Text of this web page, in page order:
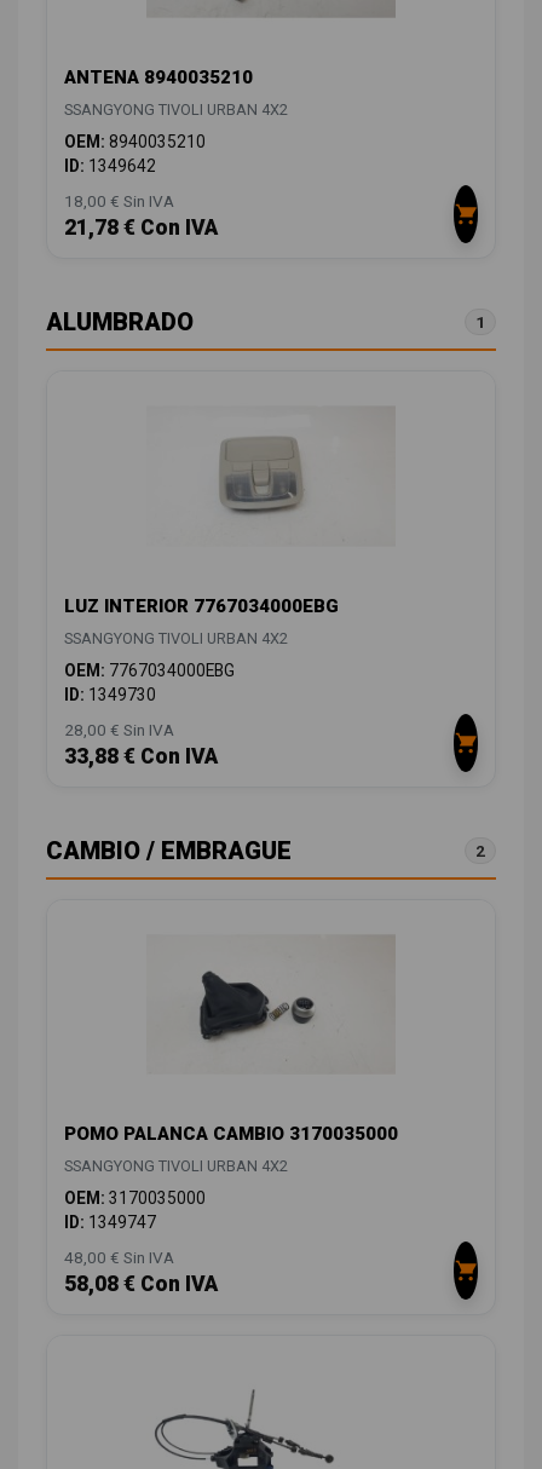
ANTENA 8940035210
SSANGYONG TIVOLI URBAN 4X2
OEM: 8940035210
ID: 1349642
18,00 € Sin IVA
21,78 € Con IVA
ALUMBRADO 1
LUZ INTERIOR 7767034000EBG
SSANGYONG TIVOLI URBAN 4X2
OEM: 7767034000EBG
ID: 1349730
28,00 € Sin IVA
33,88 € Con IVA
CAMBIO / EMBRAGUE 2
POMO PALANCA CAMBIO 3170035000
SSANGYONG TIVOLI URBAN 4X2
OEM: 3170035000
ID: 1349747
48,00 € Sin IVA
58,08 € Con IVA